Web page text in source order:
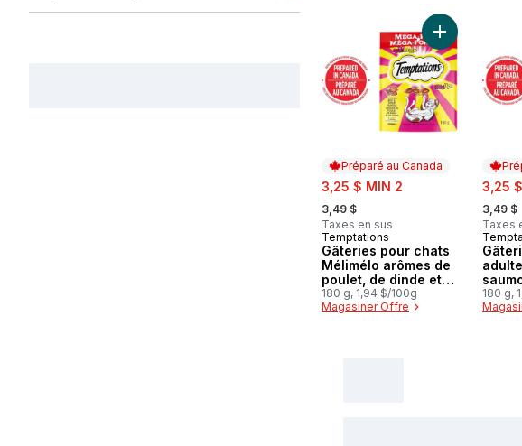
Préparé au Canada
sale:
3,25 $ MIN 2
, formerly:
3,49 $
Taxes en sus
Préparé au Canada
Temptations
Gâteries pour chats
Mélimélo arômes de
poulet, de dinde et
de bœuf
180 g, 1,94 $/100g
Magasiner Offre
Ajouter
sale:
3,25
,
3,49 $
Taxes
180 g,